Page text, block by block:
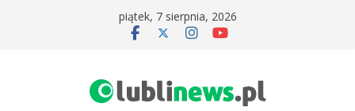
piątek, 7 sierpnia, 2026